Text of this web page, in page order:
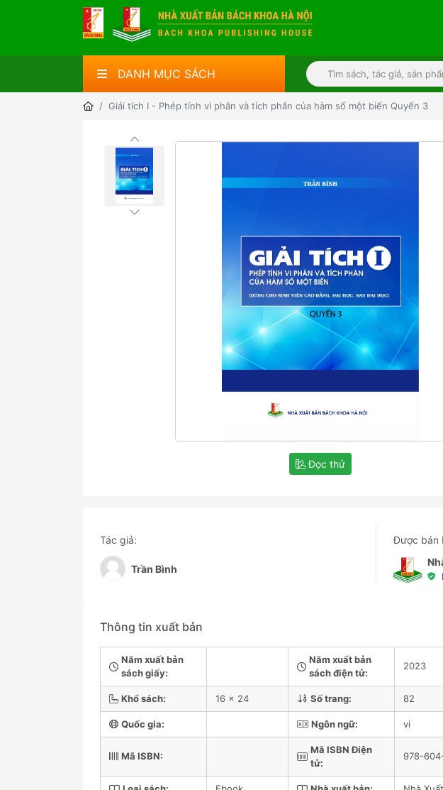
DANH MỤC SÁCH
Giải tích I - Phép tính vi phân và tích phân của hàm số một biến Quyển 3
Đọc thử
Tác giả:
Trần Bình
Được bán
Thông tin xuất bản
Năm xuất bản
sách giấy:
Năm xuất bản
sách điện tử:
2023
Khổ sách: 16 x 24 Số trang: 82
Quốc gia: Ngôn ngữ: vi
Mã ISBN:
Mã ISBN Điện
tử:
978-